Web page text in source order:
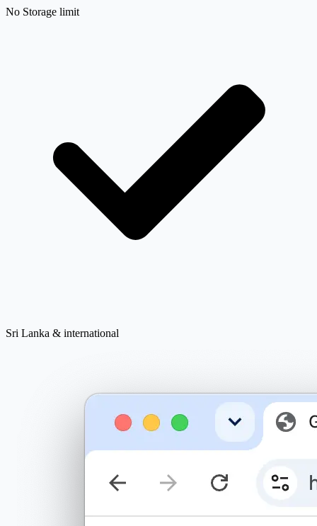
No Storage limit
Sri Lanka & international